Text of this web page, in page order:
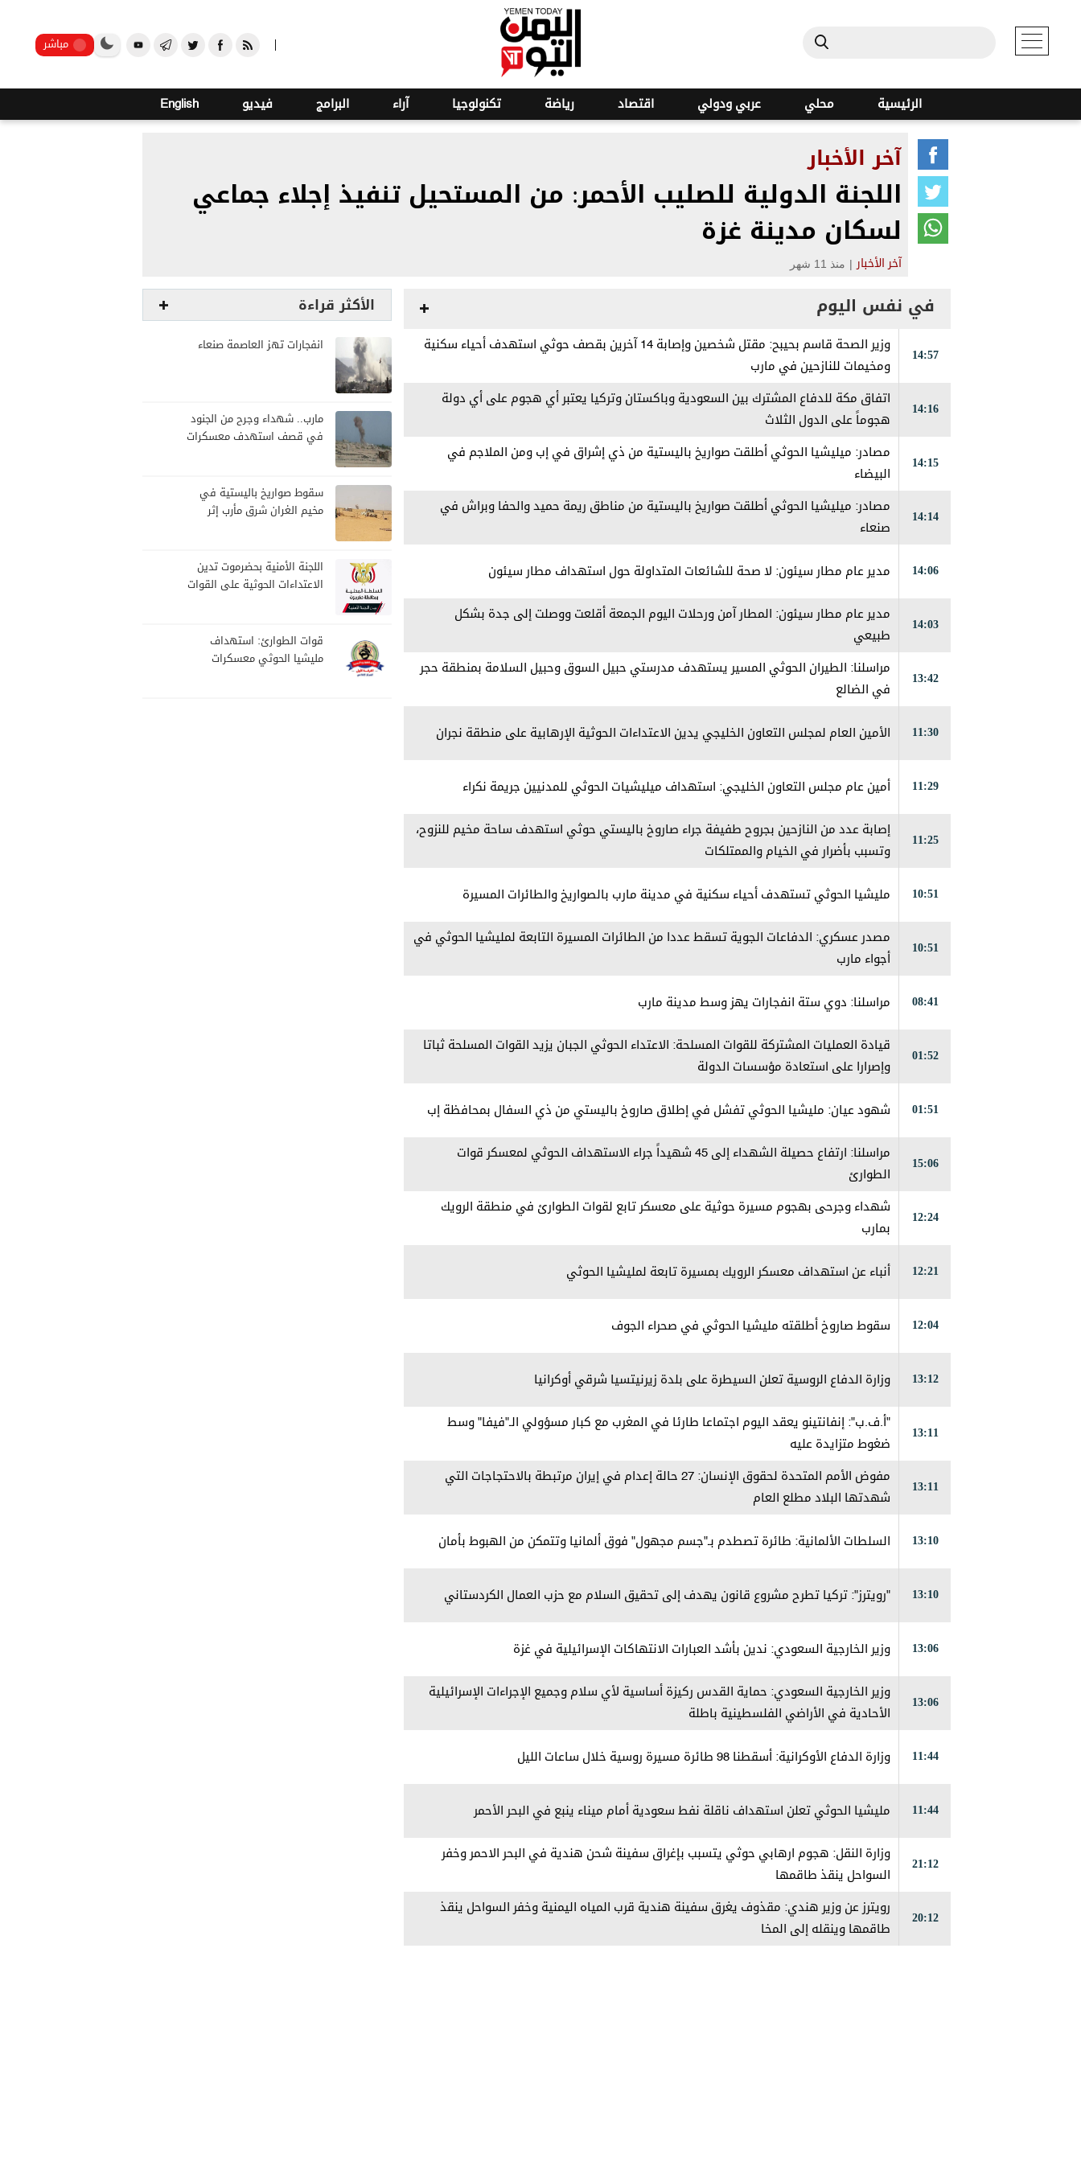
صنعاء مباشر
الرئيسية محلي عربي ودولي اقتصاد رياضة تكنولوجيا آراء البرامج فيديو English
آخر الأخبار
اللجنة الدولية للصليب الأحمر: من المستحيل تنفيذ إجلاء جماعي
لسكان مدينة غزة
آخر الأخبار | منذ 11 شهر
في نفس اليوم
14:57
وزير الصحة قاسم بحيبح: مقتل شخصين وإصابة 14 آخرين بقصف حوثي استهدف أحياء سكنية
ومخيمات للنازحين في مارب
14:16
اتفاق مكة للدفاع المشترك بين السعودية وباكستان وتركيا يعتبر ‏أي هجوم على أي دولة
هجوماً على الدول الثلاث
14:15
مصادر: ميليشيا الحوثي أطلقت صواريخ باليستية من ذي إشراق في إب ومن الملاجم في
البيضاء
14:14
مصادر: ميليشيا الحوثي أطلقت صواريخ باليستية من مناطق ريمة حميد والحفا وبراش في
صنعاء
14:06 مدير عام مطار سيئون: لا صحة للشائعات المتداولة حول استهداف مطار سيئون
14:03
مدير عام مطار سيئون: المطار آمن ورحلات اليوم الجمعة أقلعت ووصلت إلى جدة بشكل
طبيعي
13:42
مراسلنا: الطيران الحوثي المسير يستهدف مدرستي حبيل السوق وحبيل السلامة بمنطقة حجر
في الضالع
11:30 الأمين العام لمجلس التعاون الخليجي يدين الاعتداءات الحوثية الإرهابية على منطقة نجران
11:29 أمين عام مجلس التعاون الخليجي: استهداف ميليشيات الحوثي للمدنيين جريمة نكراء
11:25
إصابة عدد من النازحين بجروح طفيفة جراء صاروخ باليستي حوثي استهدف ساحة مخيم للنزوح،
وتسبب بأضرار في الخيام والممتلكات
10:51 مليشيا الحوثي تستهدف أحياء سكنية في مدينة مارب بالصواريخ والطائرات المسيرة
10:51
مصدر عسكري: الدفاعات الجوية تسقط عددا من الطائرات المسيرة التابعة لمليشيا الحوثي في
أجواء مارب
08:41 مراسلنا: دوي ستة انفجارات يهز وسط مدينة مارب
01:52
قيادة العمليات المشتركة للقوات المسلحة: الاعتداء الحوثي الجبان يزيد القوات المسلحة ثباتا
وإصرارا على استعادة مؤسسات الدولة
01:51 شهود عيان: ‏مليشيا الحوثي تفشل في إطلاق صاروخ باليستي من ذي السفال بمحافظة إب
15:06
مراسلنا: ارتفاع حصيلة الشهداء إلى 45 شهيداً جراء الاستهداف الحوثي لمعسكر قوات
الطوارئ
12:24
شهداء وجرحى بهجوم مسيرة حوثية على معسكر تابع لقوات الطوارئ في منطقة الرويك
بمارب
12:21 أنباء عن استهداف معسكر الرويك بمسيرة تابعة لمليشيا الحوثي
12:04 سقوط صاروخ أطلقته مليشيا الحوثي في صحراء الجوف
13:12 وزارة الدفاع الروسية تعلن السيطرة على بلدة زيرنيتسيا شرقي أوكرانيا
13:11
"أ.ف.ب": إنفانتينو يعقد اليوم اجتماعا طارئا في المغرب مع كبار مسؤولي الـ"فيفا" وسط
ضغوط متزايدة عليه
13:11
مفوض الأمم المتحدة لحقوق الإنسان: 27 حالة إعدام في إيران مرتبطة بالاحتجاجات التي
شهدتها البلاد مطلع العام
13:10 السلطات الألمانية: طائرة تصطدم بـ"جسم مجهول" فوق ألمانيا وتتمكن من الهبوط بأمان
13:10 "رويترز": تركيا تطرح مشروع قانون يهدف إلى تحقيق السلام مع حزب العمال الكردستاني
13:06 وزير الخارجية السعودي: ندين بأشد العبارات الانتهاكات الإسرائيلية في غزة
13:06
وزير الخارجية السعودي: حماية القدس ركيزة أساسية لأي سلام وجميع الإجراءات الإسرائيلية
الأحادية في الأراضي الفلسطينية باطلة
11:44 وزارة الدفاع الأوكرانية: أسقطنا 98 طائرة مسيرة روسية خلال ساعات الليل
11:44 مليشيا الحوثي تعلن استهداف ناقلة نفط سعودية أمام ميناء ينبع في البحر الأحمر
21:12
وزارة النقل: هجوم ارهابي حوثي يتسبب بإغراق سفينة شحن هندية في البحر الاحمر وخفر
السواحل ينقذ طاقمها
20:12
رويترز عن وزير هندي: مقذوف يغرق سفينة هندية قرب المياه اليمنية وخفر السواحل ينقذ
طاقمها وينقله إلى المخا
الأكثر قراءة
انفجارات تهز العاصمة صنعاء
مارب.. شهداء وجرح من الجنود
في قصف استهدف معسكرات
سقوط صواريخ باليستية في
مخيم الغران شرق مأرب إثر
اللجنة الأمنية بحضرموت تدين
الاعتداءات الحوثية على القوات
قوات الطوارئ: استهداف
مليشيا الحوثي معسكرات